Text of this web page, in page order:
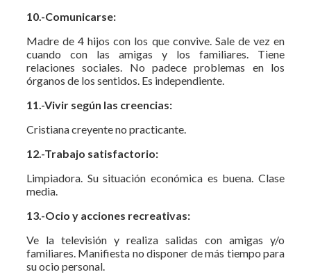
10.-Comunicarse:
Madre de 4 hijos con los que convive. Sale de vez en
cuando con las amigas y los familiares. Tiene
relaciones sociales. No padece problemas en los
órganos de los sentidos. Es independiente.
11.-Vivir según las creencias:
Cristiana creyente no practicante.
12.-Trabajo satisfactorio:
Limpiadora. Su situación económica es buena. Clase
media.
13.-Ocio y acciones recreativas:
Ve la televisión y realiza salidas con amigas y/o
familiares. Manifiesta no disponer de más tiempo para
su ocio personal.